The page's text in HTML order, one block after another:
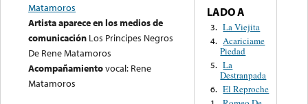
Matamoros
Artista aparece en los medios de
comunicación Los Principes Negros
De Rene Matamoros
Acompañamientovocal: Rene
Matamoros
LADO A
3. La Viejita
4. Acariciame
Piedad
5. La
Destranpada
6. El Reproche